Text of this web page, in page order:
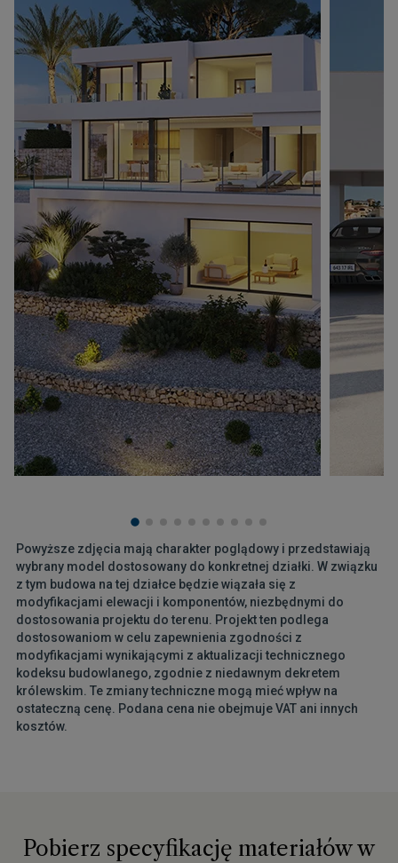
Powyższe zdjęcia mają charakter poglądowy i przedstawiają
wybrany model dostosowany do konkretnej działki. W związku
z tym budowa na tej działce będzie wiązała się z
modyfikacjami elewacji i komponentów, niezbędnymi do
dostosowania projektu do terenu. Projekt ten podlega
dostosowaniom w celu zapewnienia zgodności z
modyfikacjami wynikającymi z aktualizacji technicznego
kodeksu budowlanego, zgodnie z niedawnym dekretem
królewskim. Te zmiany techniczne mogą mieć wpływ na
ostateczną cenę. Podana cena nie obejmuje VAT ani innych
kosztów.
Pobierz specyfikację materiałów w